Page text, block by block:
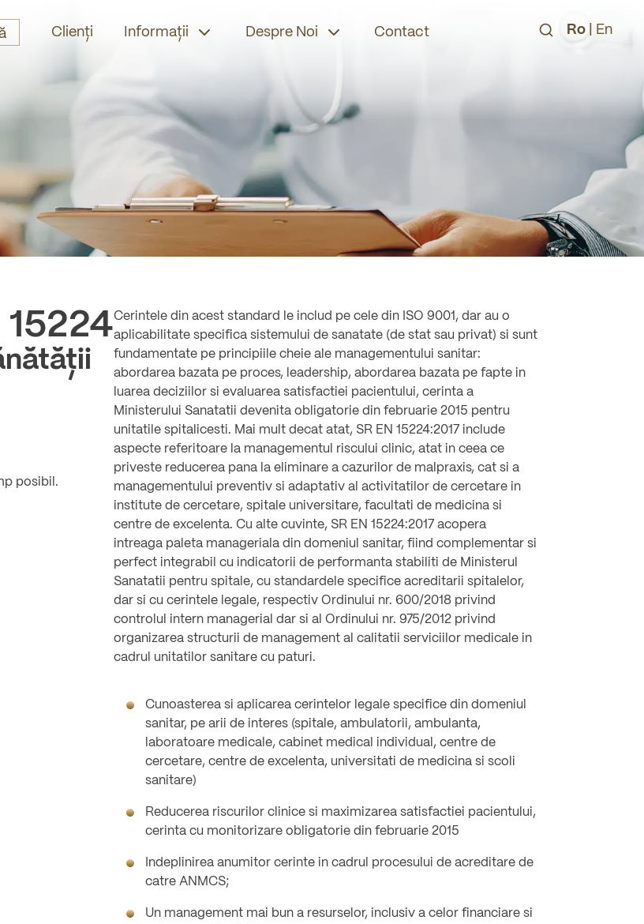
Clienți Informații Despre Noi Contact Ro En
15224-
posibil.
Cerintele din acest standard le includ pe cele din ISO 9001, dar au o
aplicabilitate specifica sistemului de sanatate (de stat sau privat) si sunt
fundamentate pe principiile cheie ale managementului sanitar:
abordarea bazata pe proces, leadership, abordarea bazata pe fapte in
luarea deciziilor si evaluarea satisfactiei pacientului, cerinta a
Ministerului Sanatatii devenita obligatorie din februarie 2015 pentru
unitatile spitalicesti. Mai mult decat atat, SR EN 15224:2017 include
aspecte referitoare la managementul riscului clinic, atat in ceea ce
priveste reducerea pana la eliminare a cazurilor de malpraxis, cat si a
managementului preventiv si adaptativ al activitatilor de cercetare in
institute de cercetare, spitale universitare, facultati de medicina si
centre de excelenta. Cu alte cuvinte, SR EN 15224:2017 acopera
intreaga paleta manageriala din domeniul sanitar, fiind complementar si
perfect integrabil cu indicatorii de performanta stabiliti de Ministerul
Sanatatii pentru spitale, cu standardele specifice acreditarii spitalelor,
dar si cu cerintele legale, respectiv Ordinului nr. 600/2018 privind
controlul intern managerial dar si al Ordinului nr. 975/2012 privind
organizarea structurii de management al calitatii serviciilor medicale in
cadrul unitatilor sanitare cu paturi.
Cunoasterea si aplicarea cerintelor legale specifice din domeniul
sanitar, pe arii de interes (spitale, ambulatorii, ambulanta,
laboratoare medicale, cabinet medical individual, centre de
cercetare, centre de excelenta, universitati de medicina si scoli
sanitare)
Reducerea riscurilor clinice si maximizarea satisfactiei pacientului,
cerinta cu monitorizare obligatorie din februarie 2015
Indeplinirea anumitor cerinte in cadrul procesului de acreditare de
catre ANMCS;
Un management mai bun a resurselor, inclusiv a celor financiare si